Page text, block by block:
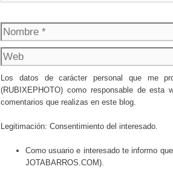
Nombre
Los datos de carácter personal que me
(RUBIXEPHOTO) como responsable de
comentarios que realizas en este blog.
Legitimación: Consentimiento del interesado.
Como usuario e interesado te informo
JOTABARROS.COM).